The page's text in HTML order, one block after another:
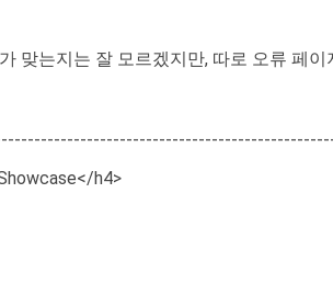
맞는지는 잘 모르겠지만, 따로 오류 페
h4>